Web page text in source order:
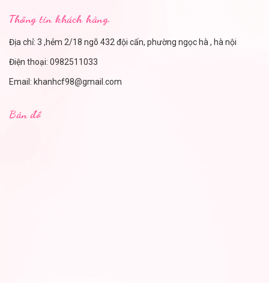
Thông tin khách hàng.
Địa chỉ: 3 ,hẻm 2/18 ngõ 432 đội cấn, phường ngọc hà , hà nội
Điện thoại: 0982511033
Email: khanhcf98@gmail.com
Bản đồ